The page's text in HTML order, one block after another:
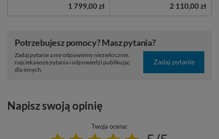
1 799,00 zł 2 110,00 zł
Potrzebujesz pomocy? Masz pytania?
Zadaj pytanie a my odpowiemy niezwłocznie,
najciekawsze pytania i odpowiedzi publikując
dla innych.
Zadaj pytanie
Napisz swoją opinię
Twoja ocena: